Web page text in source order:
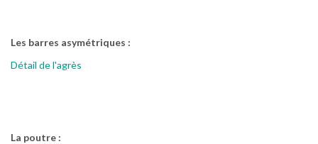
Les barres asymétriques :
Détail de l'agrès
La poutre :